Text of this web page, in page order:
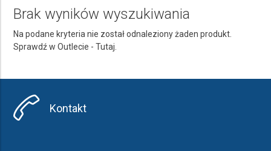
Wybierz
Rodzaj trzonka żarówki
Wybierz producenta
Brak wyników wyszukiwania
Na podane kryteria nie został odnaleziony żaden produkt.
Sprawdź w Outlecie -Tutaj.
Kontakt